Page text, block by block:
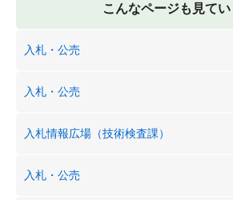
こんなページも見て
入札・公売
入札・公売
入札情報広場（技術検査課）
入札・公売